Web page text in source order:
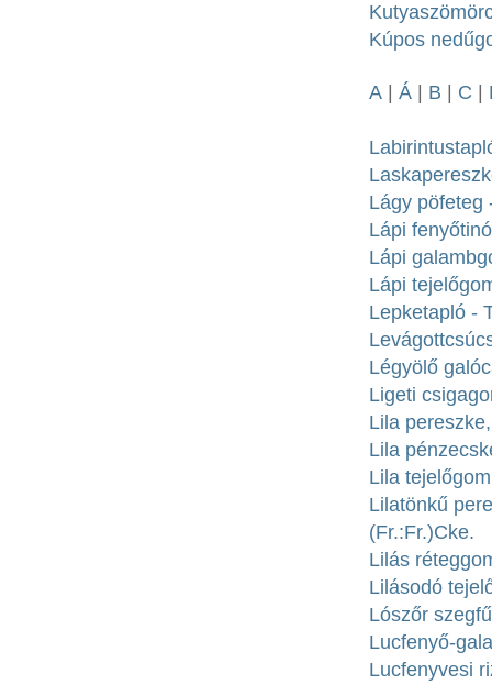
Kúpos
A Á B C
Lágy pöfeteg
Lápi
Lápi
Lápi
Lepketapló -
Légyölő
Ligeti
Lila
Lila
Lila
Lilatönkű
(Fr.:Fr.)Cke.
Lilás
Lilásodó
Lószőr
Lucfenyő-
Lucfenyvesi